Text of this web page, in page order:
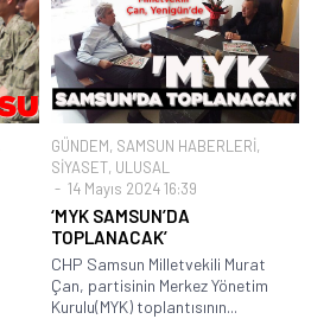
GÜNDEM, SAMSUN HABERLERİ,
SİYASET, ULUSAL
14 Mayıs 2024 16:39
‘MYK SAMSUN’DA
TOPLANACAK’
CHP Samsun Milletvekili Murat
Çan, partisinin Merkez Yönetim
Kurulu(MYK) toplantısının...